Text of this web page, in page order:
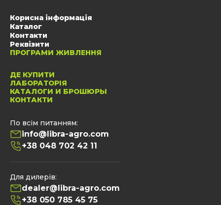
Корисна інформація
Каталог
Контакти
Реквізити
ПРОГРАМИ ЖИВЛЕННЯ
ДЕ КУПИТИ
ЛАБОРАТОРІЯ
КАТАЛОГИ И БРОШЮРЫ
КОНТАКТИ
По всім питанням:
info@libra-agro.com
+38 048 702 42 11
Для дилерів:
dealer@libra-agro.com
+38 050 785 45 75